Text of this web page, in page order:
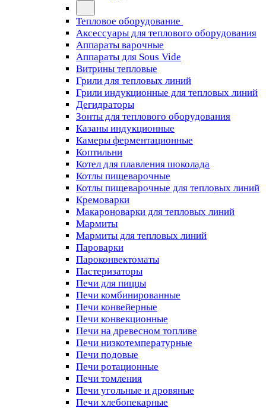
Тепловое оборудование
Аксессуары для теплового оборудования
Аппараты варочные
Аппараты для Sous Vide
Витрины тепловые
Грили для тепловых линий
Грили индукционные для тепловых линий
Дегидраторы
Зонты для теплового оборудования
Казаны индукционные
Камеры ферментационные
Коптильни
Котел для плавления шоколада
Котлы пищеварочные
Котлы пищеварочные для тепловых линий
Кремоварки
Макароноварки для тепловых линий
Мармиты
Мармиты для тепловых линий
Пароварки
Пароконвектоматы
Пастеризаторы
Печи для пиццы
Печи комбинированные
Печи конвейерные
Печи конвекционные
Печи на древесном топливе
Печи низкотемпературные
Печи подовые
Печи ротационные
Печи томления
Печи угольные и дровяные
Печи хлебопекарные